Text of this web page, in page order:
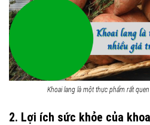
Khoai lang là một thực phẩm rất
2. Lợi ích sức khỏe của